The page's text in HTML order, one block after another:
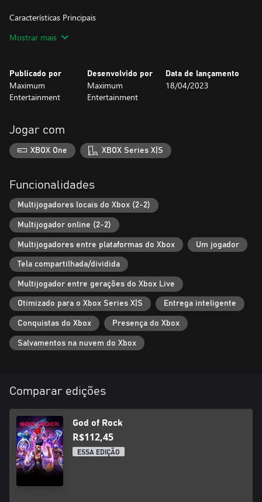
Características Principais
competitivo jogo de luta baseado em ritmo.
dificuldade até que apenas um lutador prevaleça.
• Mais de 40 Músicas Originais – Cada uma com faixas únicas e
• Seu Palco é o Universo – Controle 12 personagens
completamente diferentes, cada um com seu estilo de jogo
próprio em oito palcos dinâmicos pelo universo.
• Modo Campanha – Siga seu personagem favorito num amplo
modo campanha, enfrentando outros músicos para ser o último
restante.
• Modo Treino – Domine os trechos mais desafiadores de cada
música e pratique a execução de ataques especiais no ritmo.
• Editor de Faixa – Dê seu toque pessoal nas suas músicas
favoritas adicionando e removendo notas a gosto.
• Multijogador Local e Online Ranqueado – Enfrente jogadores
cara a cara em casa ou pelo mundo em partidas multijogador
casuais e ranqueadas.
Mostrar mais
Publicado por
Maximum
Entertainment
Desenvolvido por
Maximum
Entertainment
Data de lançamento
18/04/2023
Jogar com
XBOX One XBOX Series X|S
Funcionalidades
Multijogadores locais do Xbox (2-2)
Multijogador online (2-2)
Multijogadores entre plataformas do Xbox Um jogador
Tela compartilhada/dividida
Multijogador entre gerações do Xbox Live
Otimizado para o Xbox Series X|S Entrega inteligente
Conquistas do Xbox Presença do Xbox
Salvamentos na nuvem do Xbox
Comparar edições
God of Rock
R$112,45
ESSA EDIÇÃO